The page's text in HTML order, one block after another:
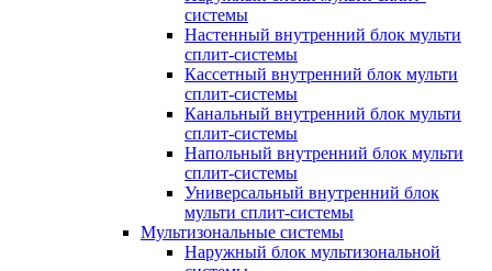
системы
Настенный внутренний блок мульти
сплит-системы
Кассетный внутренний блок мульти
сплит-системы
Канальный внутренний блок мульти
сплит-системы
Напольный внутренний блок мульти
сплит-системы
Универсальный внутренний блок
мульти сплит-системы
Мультизональные системы
Наружный блок мультизональной